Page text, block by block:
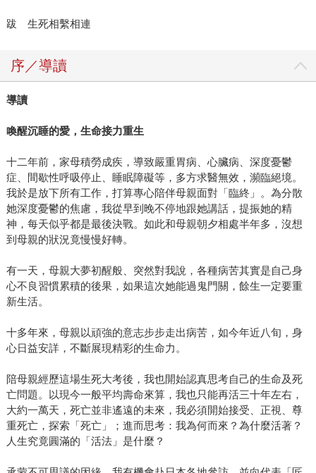
跋 生死相繫相連
序／導讀
導讀
喚醒沉睡的愛，生命接力重生
十二年前，家母積勞成疾，導致嚴重胃病、心臟病、深度憂鬱
症、間歇性呼吸停止、睡眠障礙等，多方求醫無效，瀕臨絕境。
我於是放下所有工作，打算專心陪伴母親面對「臨終」。為分散
她深度憂鬱的焦慮，我從早到晚不停地跟她講話，提振她的精
神，每天似乎都是最後決戰。如此和母親朝夕相處半年多，沒想
到母親的狀況竟慢慢好轉。
有一天，母親大夢初醒般、突然對我說，各種病苦其實是自己身
心不良習慣累積的後果，如果這次她能過鬼門關，餘生一定要重
新生活。
十多年來，母親以頑強的意志步步走出病苦，如今年近八旬，身
心日益安詳，不斷展現精彩的生命力。
陪母親經歷這場生死大考後，我也開始認真思考自己的生命及死
亡問題。以現今一般平均壽命來算，我也只能再活三十年左右，
大約一萬天，死亡並非遙遠的未來，我必須開始接受、正視、尊
重死亡，探索「死亡」；進而思考：我為何而來？為什麼活著？
人生究竟圓滿的「活法」是什麼？